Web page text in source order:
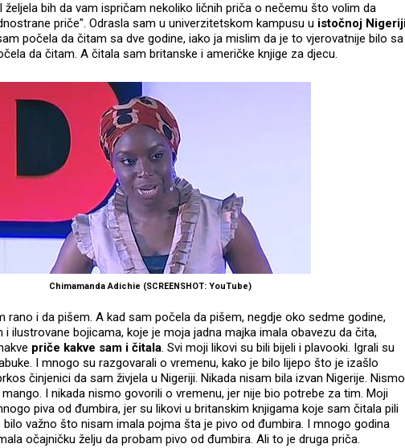
željela bih da vam ispričam nekoliko ličnih priča o nečemu što volim da
priče". Odrasla sam u univerzitetskom kampusu u istočnoj
počela da čitam sa dve godine, iako ja mislim da je to vjerovatnije bilo sa
da čitam. A čitala sam britanske i američke knjige za djecu.
Chimamanda Adichie (SCREENSHOT: YouTube)
rano i da pišem. A kad sam počela da pišem, negdje oko sedme godine,
i ilustrovane bojicama, koje je moja jadna majka imala obavezu da čita,
priče kakve sam i čitala. Svi moji likovi su bili bijeli i plavooki. Igrali su
I mnogo su razgovarali o vremenu, kako je bilo lijepo što je izašlo
činjenici da sam živjela u Nigeriji. Nikada nisam bila izvan Nigerije. Nismo
I nikada nismo govorili o vremenu, jer nije bio potrebe za tim. Moji
piva od đumbira, jer su likovi u britanskim knjigama koje sam čitala pili
bilo važno što nisam imala pojma šta je pivo od đumbira. I mnogo godina
očajničku želju da probam pivo od đumbira. Ali to je druga priča.